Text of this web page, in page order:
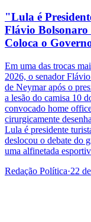
"Lula é
Flávio Bolsonaro
Coloca o
Em uma das trocas
2026, o senador
de Neymar após o
a lesão do camisa 10
convocado home
cirurgicamente
Lula é presidente
deslocou o debate do
uma alfinetada
Redação Política·22